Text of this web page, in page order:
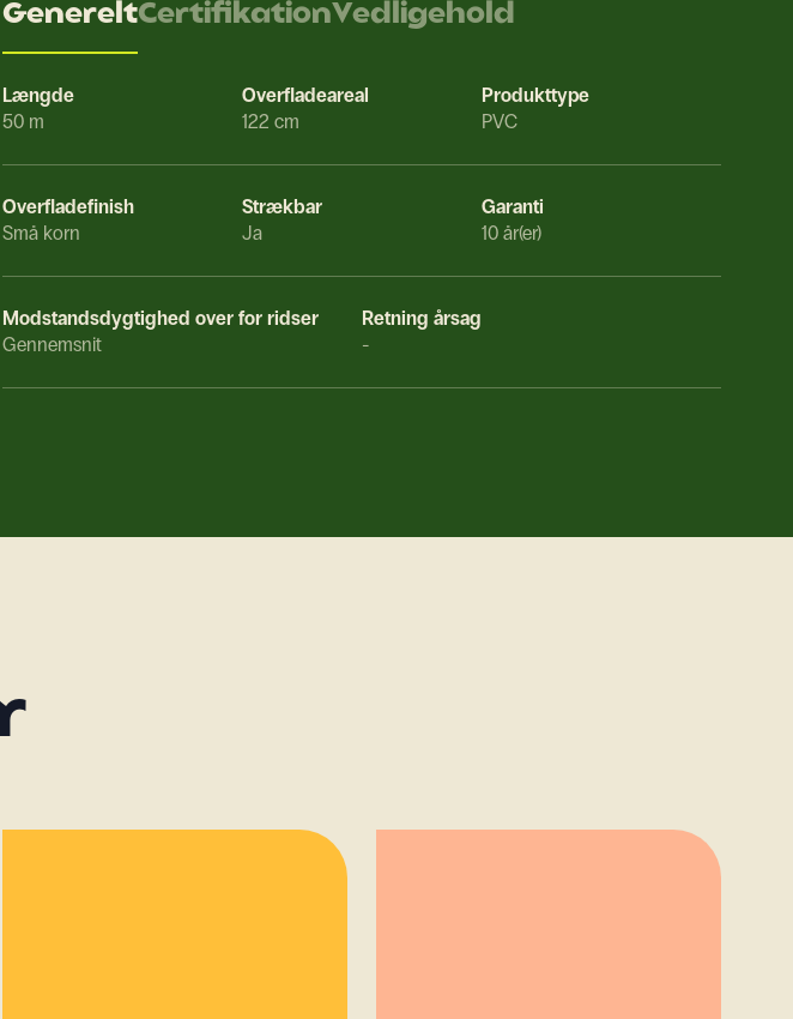
GenereltCertifikationVedligehold
Længde
50 m
Overfladeareal
122 cm
Produkttype
PVC
Overfladefinish
Små korn
Strækbar
Ja
Garanti
10 år(er)
Modstandsdygtighed over for ridser
Gennemsnit
Retning årsag
-